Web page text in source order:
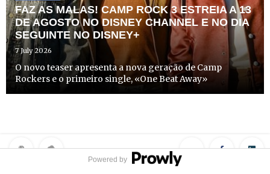
FAZ AS MALAS! CAMP ROCK 3 ESTREIA A 13
DE AGOSTO NO DISNEY CHANNEL E NO DIA
SEGUINTE NO DISNEY+
7 July 2026
O novo teaser apresenta a nova geração de Camp
Rockers e o primeiro single, «One Beat Away»
Powered by